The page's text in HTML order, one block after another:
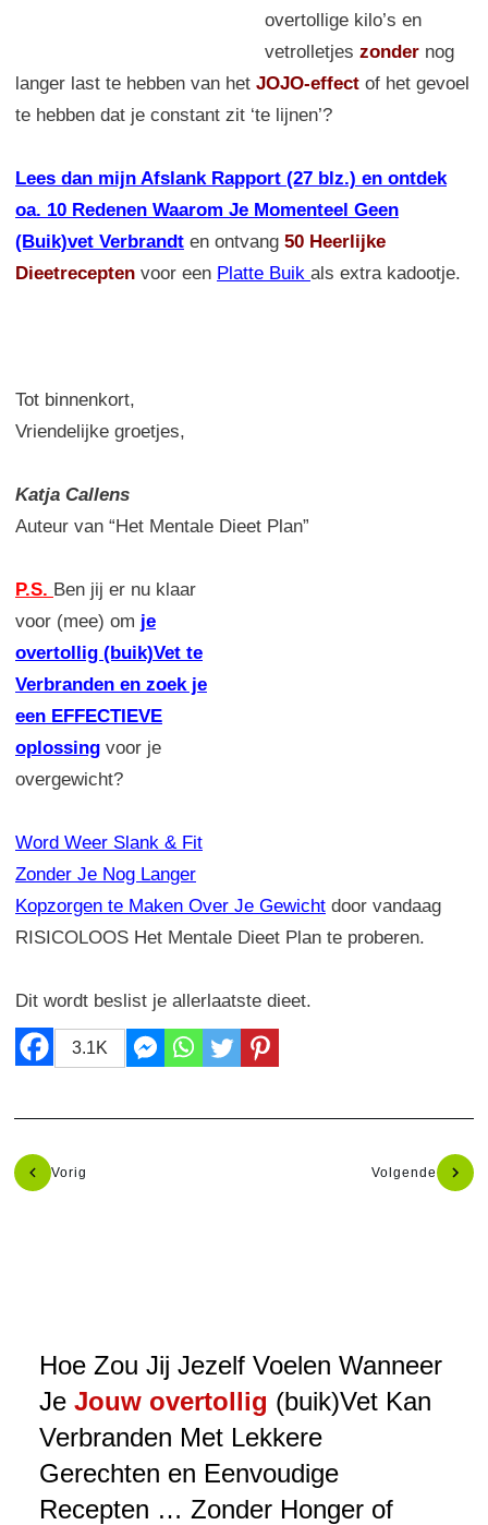
overtollige kilo’s en
vetrolletjes zondernog
langer last te hebben van het JOJO-effect of het gevoel
te hebben dat je constant zit ‘te lijnen’?
Lees dan mijn Afslank Rapport (27 blz.) en ontdek
oa. 10 Redenen Waarom Je Momenteel Geen
(Buik)vet Verbrandt en ontvang 50 Heerlijke
Dieetrecepten voor een Platte Buik als extra kadootje.
Tot binnenkort,
Vriendelijke groetjes,
Katja Callens
Auteur van “Het Mentale Dieet Plan”
P.S. Ben jij er nu klaar
voor (mee) om je
overtollig (buik)Vet te
Verbranden en zoek je
een EFFECTIEVE
oplossing voor je
overgewicht?
Word Weer Slank & Fit
Zonder Je Nog Langer
Kopzorgen te Maken Over Je Gewicht door vandaag
RISICOLOOS Het Mentale Dieet Plan te proberen.
Dit wordt beslist je allerlaatste dieet.
3.1K
Vorig Volgende
Hoe Zou Jij Jezelf Voelen Wanneer
Je Jouw overtollig (buik)Vet Kan
Verbranden Met Lekkere
Gerechten en Eenvoudige
Recepten … Zonder Honger of